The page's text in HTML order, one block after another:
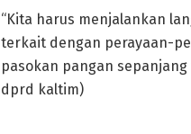
“Kita harus menjalankan
terkait dengan perayaan-
pasokan pangan
dprd kaltim)